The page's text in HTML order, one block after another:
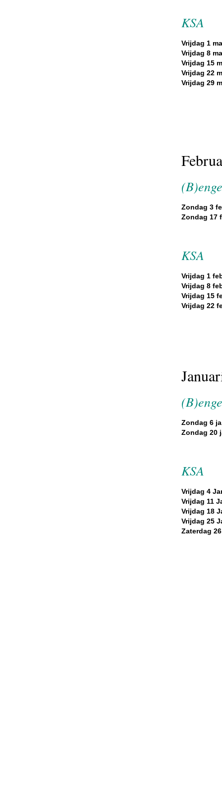
KSA
Vrijdag 1
Vrijdag 8
Vrijdag 15
Vrijdag 22
Vrijdag 29
Zondag 3
Zondag 17
KSA
Vrijdag 1
Vrijdag 8
Vrijdag 15
Vrijdag 22
Zondag 6
Zondag 20
KSA
Vrijdag 4
Vrijdag 11
Vrijdag 18
Vrijdag 25
Zaterdag